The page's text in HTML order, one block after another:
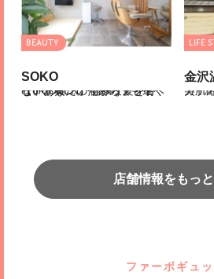
SOKO
【6/6OPEN】健康な髪を育む、あなたのためのプライベートサロン。今からでも遅くない、美…
金
美肌の湯で
店舗情報をもっ
ファーボギュッ